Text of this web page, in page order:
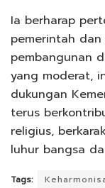
Ia berharap
pemerintah dan
pembangunan
yang moderat,
dukungan
terus
religius,
luhur bangsa
Tags: